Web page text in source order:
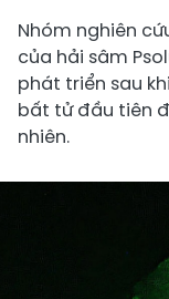
Nhóm nghiên
của hải sâm
phát triển sau
bất tử đầu tiên
nhiên.